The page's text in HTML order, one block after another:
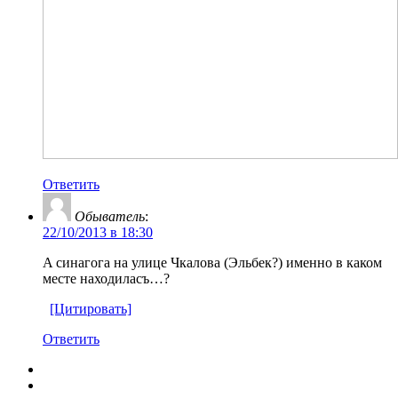
Ответить
Обыватель:
22/10/2013 в 18:30
A синагога на улице Чкалова (Эльбек?) именно в каком
месте находиласъ…?
[Цитировать]
Ответить